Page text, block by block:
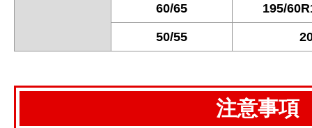
60/65 195/
50/55
注意事項